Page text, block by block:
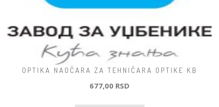
OPTIKA NAOČARA ZA TEHNIČARA OPTIKE KB
677,00 RSD